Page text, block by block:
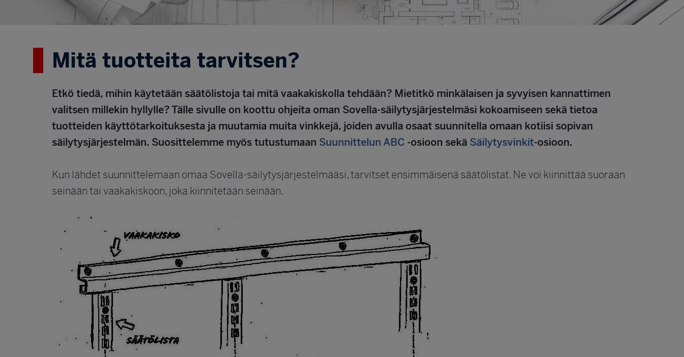
Mitä tuotteita tarvitsen?
Etkö tiedä, mihin käytetään säätölistoja tai mitä vaakakiskolla tehdään? Mietitkö minkälaisen ja syvyisen kannattimen
valitsen millekin hyllylle? Tälle sivulle on koottu ohjeita oman Sovella-säilytysjärjestelmäsi kokoamiseen sekä tietoa
tuotteiden käyttötarkoituksesta ja muutamia muita vinkkejä, joiden avulla osaat suunnitella omaan kotiisi sopivan
säilytysjärjestelmän. Suosittelemme myös tutustumaan Suunnittelun ABC -osioon sekä Säilytysvinkit-osioon.
Kun lähdet suunnittelemaan omaa Sovella-säilytysjärjestelmääsi, tarvitset ensimmäisenä säätölistat. Ne voi kiinnittää suoraan
seinään tai vaakakiskoon, joka kiinnitetään seinään.